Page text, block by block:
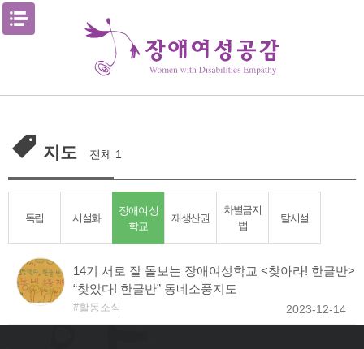
Skip
지도 전체 1
독립 시설화
장애여성
학교
재생산권
차별금지
법
탈시설
14기 서로 잘 돌보는 장애여성학교 <찾아라! 한글반>
“찾았다! 한글반” 동네소풍지도
활동소식 2023-12-14